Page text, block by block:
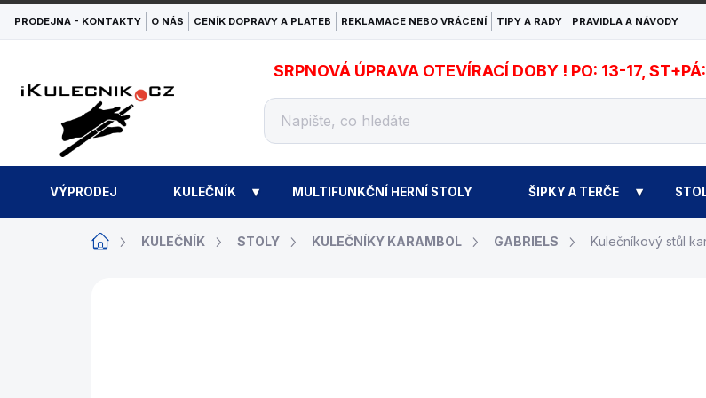
Přejít
obsah
PRODEJNA - KONTAKTY O NÁS CENÍK DOPRAVY A PLATEB REKLAMACE NEBO VRÁCENÍ TIPY A RADY PRAVIDLA A NÁVODY
SRPNOVÁ ÚPRAVA OTEVÍRACÍ DOBY ! PO: 13-17,
VÝPRODEJ KULEČNÍK MULTIFUNKČNÍ HERNÍ STOLY ŠIPKY A TERČE
DomůKULEČNÍK STOLY KULEČNÍKY KARAMBOL GABRIELS Kulečníkový stůl